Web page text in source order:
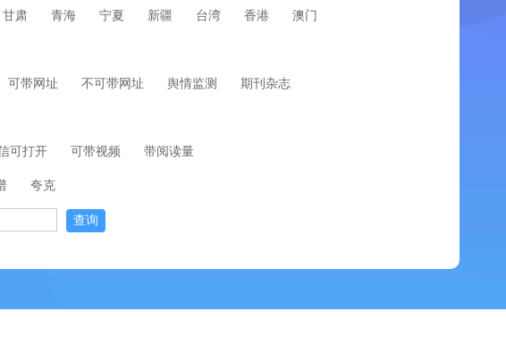
甘肃 青海 宁夏 新疆 台湾 香港 澳门
可带网址 不可带网址 舆情监测 期刊杂志
可打开 可带视频 带阅读量
夸克
查询